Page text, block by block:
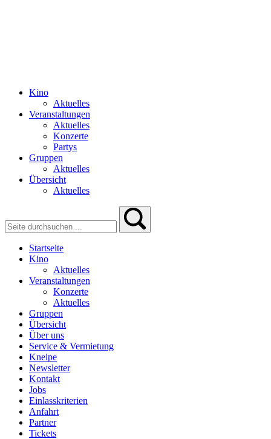
Kino
Aktuelles
Veranstaltungen
Aktuelles
Konzerte
Partys
Gruppen
Aktuelles
Übersicht
Aktuelles
Startseite
Kino
Aktuelles
Veranstaltungen
Konzerte
Aktuelles
Gruppen
Übersicht
Über uns
Service & Vermietung
Kneipe
Newsletter
Kontakt
Jobs
Einlasskriterien
Anfahrt
Partner
Tickets